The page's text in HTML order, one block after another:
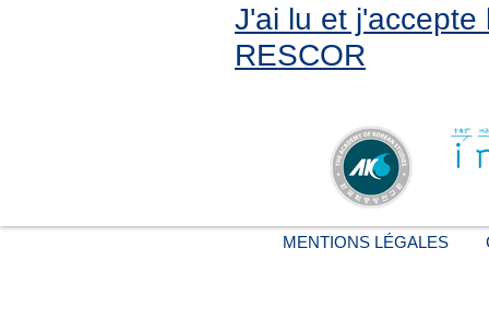
J'ai lu et
RESCOR
MENTIONS LÉGALES